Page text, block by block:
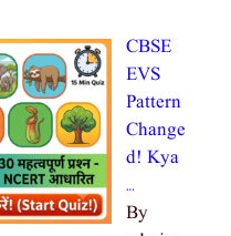
CBSE
EVS
Pattern
Change
d! Kya
…
By